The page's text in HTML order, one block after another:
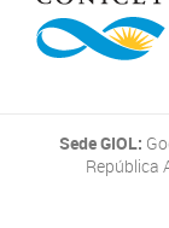
Sede GIOL:
República